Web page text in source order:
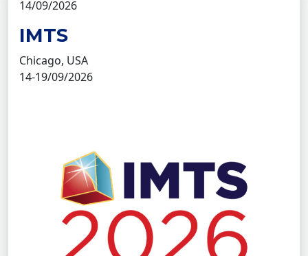
14/09/2026
IMTS
Chicago, USA
14-19/09/2026